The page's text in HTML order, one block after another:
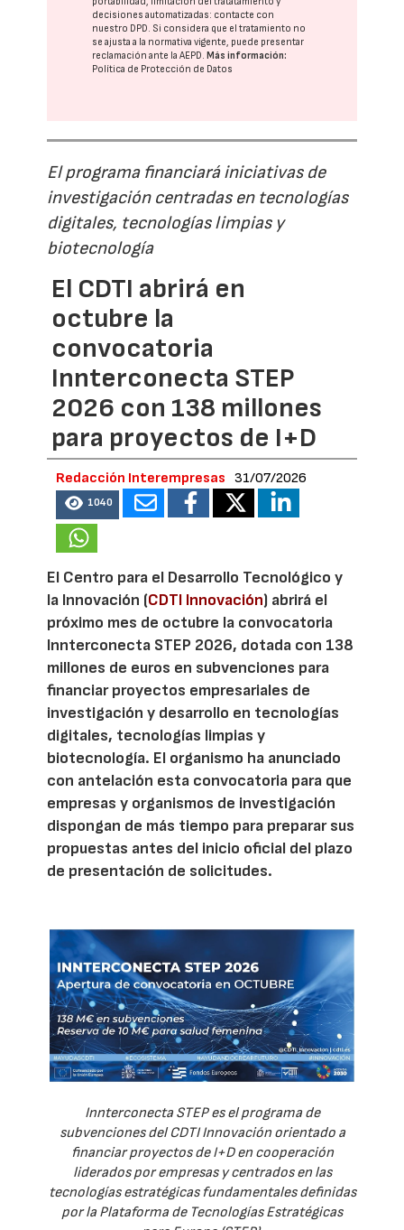
decisiones automatizadas: contacte con
nuestro DPD. Si considera que el tratamiento no
se ajusta a la normativa vigente, puede presentar
reclamación ante laAEPD. Más información:
Política de Protección de Datos
El programa financiará iniciativas de
investigación centradas en tecnologías
digitales, tecnologías limpias y
biotecnología
El CDTI abrirá en
octubre la
convocatoria
Innterconecta STEP
2026 con 138 millones
para proyectos de I+D
Redacción Interempresas 31/07/2026
1040
El Centro para el Desarrollo Tecnológico y
la Innovación (CDTI Innovación) abrirá el
próximo mes de octubre la convocatoria
Innterconecta STEP 2026, dotada con 138
millones de euros en subvenciones para
financiar proyectos empresariales de
investigación y desarrollo en tecnologías
digitales, tecnologías limpias y
biotecnología. El organismo ha anunciado
con antelación esta convocatoria para que
empresas y organismos de investigación
dispongan de más tiempo para preparar sus
propuestas antes del inicio oficial del plazo
de presentación de solicitudes.
Innterconecta STEP es el programa de
subvenciones del CDTI Innovación orientado a
financiar proyectos de I+D en cooperación
liderados por empresas y centrados en las
tecnologías estratégicas fundamentales definidas
por la Plataforma de Tecnologías Estratégicas